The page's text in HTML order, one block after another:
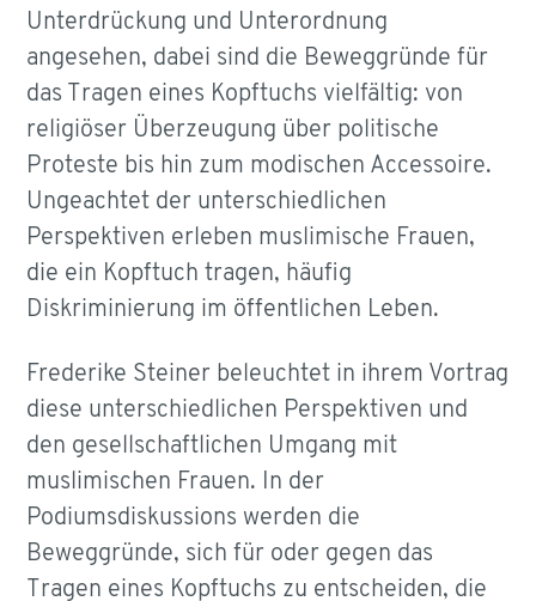
Unterdrückung und Unterordnung
angesehen, dabei sind die Beweggründe für
das Tragen eines Kopftuchs vielfältig: von
religiöser Überzeugung über politische
Proteste bis hin zum modischen Accessoire.
Ungeachtet der unterschiedlichen
Perspektiven erleben muslimische Frauen,
die ein Kopftuch tragen, häufig
Diskriminierung im öffentlichen Leben.
Frederike Steiner beleuchtet in ihrem Vortrag
diese unterschiedlichen Perspektiven und
den gesellschaftlichen Umgang mit
muslimischen Frauen. In der
Podiumsdiskussions werden die
Beweggründe, sich für oder gegen das
Tragen eines Kopftuchs zu entscheiden, die